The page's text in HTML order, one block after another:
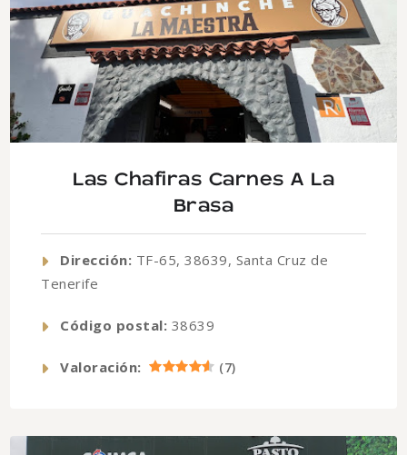
Las Chafiras Carnes A La
Brasa
Dirección: TF-65, 38639, Santa Cruz de
Tenerife
Código postal: 38639
Valoración: (7)